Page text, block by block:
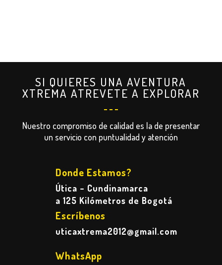
SI QUIERES UNA AVENTURA
XTREMA ATREVETE A EXPLORAR
Nuestro compromiso de calidad es la de presentar
un servicio con puntualidad y atención
Donde Estamos?
Útica – Cundinamarca
a 125 Kilómetros de Bogotá
Escríbenos
uticaxtrema2012@gmail.com
WhatsApp